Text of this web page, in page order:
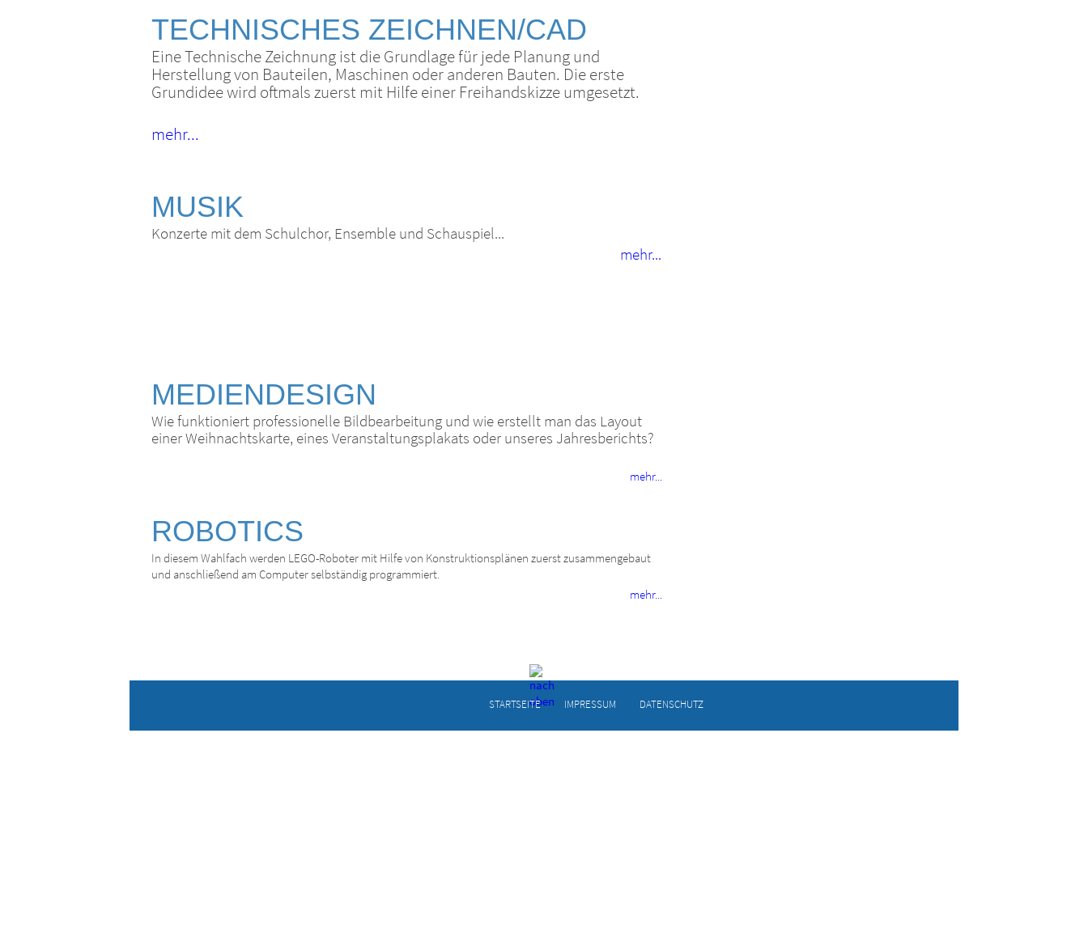
TECHNISCHES ZEICHNEN/CAD
Eine Technische Zeichnung ist die Grundlage für jede Planung und
Herstellung von Bauteilen, Maschinen oder anderen Bauten. Die erste
Grundidee wird oftmals zuerst mit Hilfe einer Freihandskizze umgesetzt.
mehr...
MUSIK
Konzerte mit dem Schulchor, Ensemble und Schauspiel...
mehr...
MEDIENDESIGN
Wie funktioniert professionelle Bildbearbeitung und wie erstellt man das Layout
einer Weihnachtskarte, eines Veranstaltungsplakats oder unseres Jahresberichts?
mehr...
ROBOTICS
In diesem Wahlfach werden LEGO-Roboter mit Hilfe von Konstruktionsplänen zuerst zusammengebaut
und anschließend am Computer selbständig programmiert.
mehr...
STARTSEITE IMPRESSUM DATENSCHUTZ